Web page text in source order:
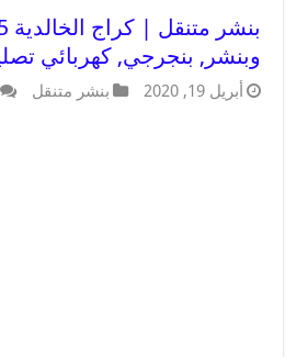
وبنشر, بنجرجي, كهربائي
أبريل 19, 2020 بنشر متنقل